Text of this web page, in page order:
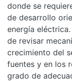
donde se
de desarrollo
energía
de revisar
crecimiento del
fuentes y en los
grado de